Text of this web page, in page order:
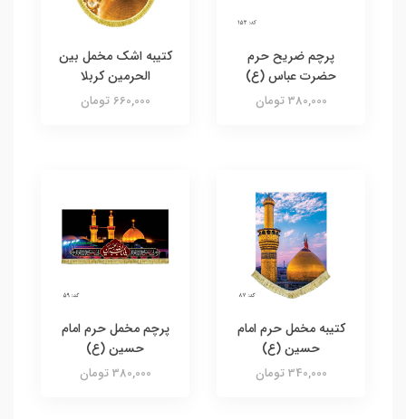
پرچم ضریح حرم
حضرت عباس (ع)
380,000 تومان
کتیبه اشک مخمل بین
الحرمین کربلا
660,000 تومان
کتیبه مخمل حرم امام
حسین (ع)
340,000 تومان
پرچم مخمل حرم امام
حسین (ع)
380,000 تومان